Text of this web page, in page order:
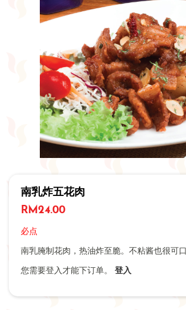
南乳炸五花肉
RM24.00
必点
南乳腌制花肉，热油炸至脆。不粘酱也很可口
您需要登入才能下订单。 登入